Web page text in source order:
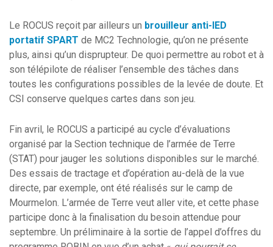
Le ROCUS reçoit par ailleurs un brouilleur anti-IED
portatif SPART de MC2 Technologie, qu’on ne présente
plus, ainsi qu’un disprupteur. De quoi permettre au robot et à
son télépilote de réaliser l’ensemble des tâches dans
toutes les configurations possibles de la levée de doute. Et
CSI conserve quelques cartes dans son jeu.
Fin avril, le ROCUS a participé au cycle d’évaluations
organisé par la Section technique de l’armée de Terre
(STAT) pour jauger les solutions disponibles sur le marché.
Des essais de tractage et d’opération au-delà de la vue
directe, par exemple, ont été réalisés sur le camp de
Mourmelon. L’armée de Terre veut aller vite, et cette phase
participe donc à la finalisation du besoin attendue pour
septembre. Un préliminaire à la sortie de l’appel d’offres du